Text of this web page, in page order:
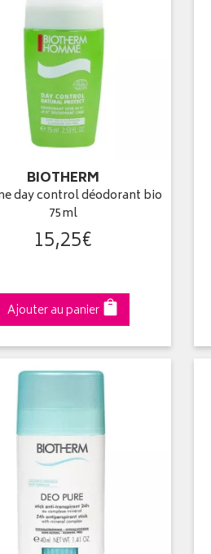
BIOTHERM
day control déodorant bio
75ml
15,25€
Ajouter au panier